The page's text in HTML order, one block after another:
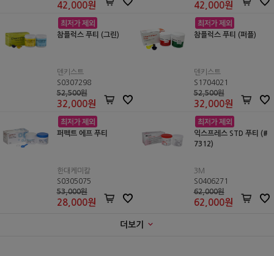
42,000원 42,000원
참플럭스 푸티 (그린)
덴키스트
S0307298
52,500원
32,000원
참플럭스 푸티 (퍼플)
덴키스트
S1704021
52,500원
32,000원
퍼펙트 에프 푸티
한대케미칼
S0305075
53,000원
28,000원
익스프레스 STD 푸티 (#
7312)
3M
S0406271
62,000원
62,000원
더보기